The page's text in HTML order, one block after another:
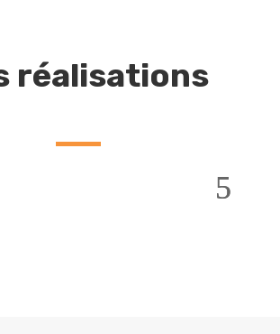
réalisations